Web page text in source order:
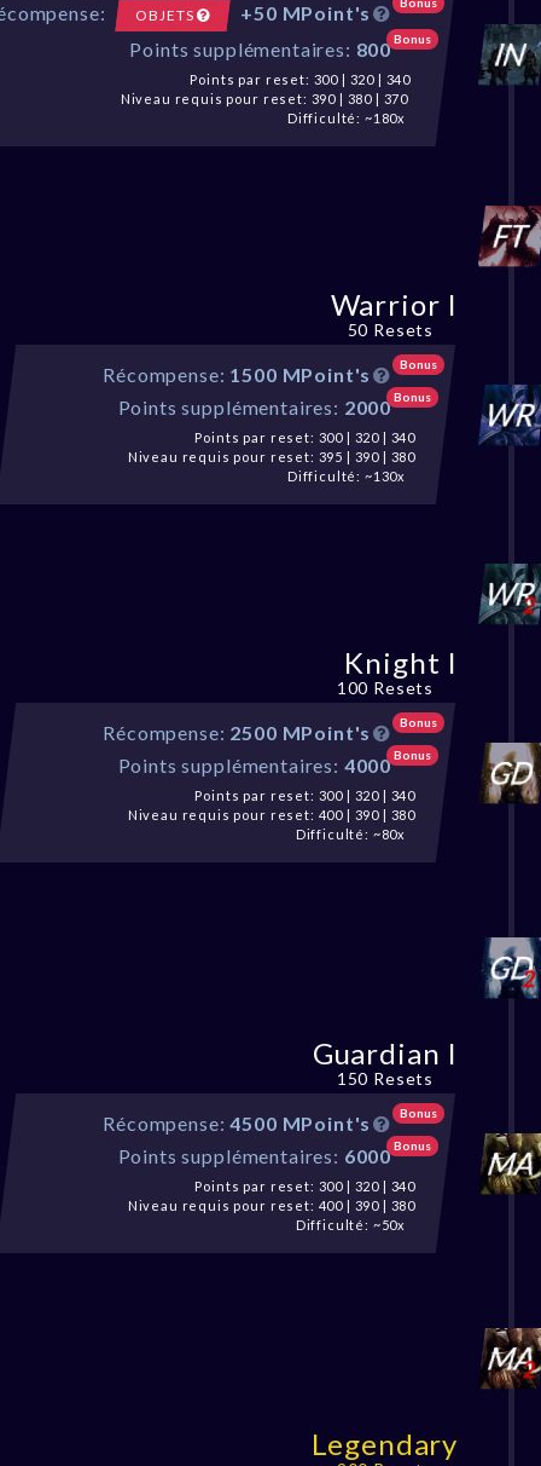
OBJETS +50 MPoint's
Points supplémentaires: 800Bonus
Points par reset: 300 | 320 | 340
Niveau requis pour reset: 390 | 380 | 370
Difficulté: ~180x
Warrior I
50 Resets
Récompense: 1500 MPoint's Bonus
Points supplémentaires: 2000Bonus
Points par reset: 300 | 320 | 340
Niveau requis pour reset: 395 | 390 | 380
Difficulté: ~130x
Knight I
100 Resets
Récompense: 2500 MPoint's Bonus
Points supplémentaires: 4000Bonus
Points par reset: 300 | 320 | 340
Niveau requis pour reset: 400 | 390 | 380
Difficulté: ~80x
Guardian I
150 Resets
Récompense:4500 MPoint's Bonus
Points supplémentaires: 6000Bonus
Points par reset: 300 | 320 | 340
Niveau requis pour reset: 400 | 390 | 380
Difficulté: ~50x
Legendary